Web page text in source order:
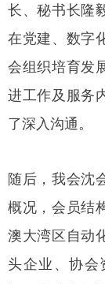
长、秘书长隆
在党建、数字
会组织培育发
进工作及服务
了深入沟通。
随后，我会沈
概况，会员结
澳大湾区自动
头企业、协会